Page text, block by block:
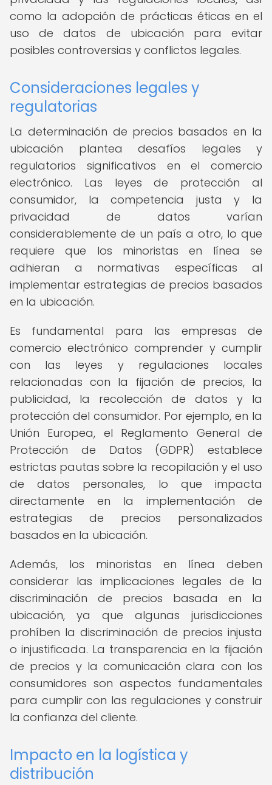
como la adopción de prácticas éticas en el
uso de datos de ubicación para evitar
posibles controversias y conflictos legales.
Consideraciones legales y
regulatorias
La determinación de precios basados en la
ubicación plantea desafíos legales y
regulatorios significativos en el comercio
electrónico. Las leyes de protección al
consumidor, la competencia justa y la
privacidad de datos varían
considerablemente de un país a otro, lo que
requiere que los minoristas en línea se
adhieran a normativas específicas al
implementar estrategias de precios basados
en la ubicación.
Es fundamental para las empresas de
comercio electrónico comprender y cumplir
con las leyes y regulaciones locales
relacionadas con la fijación de precios, la
publicidad, la recolección de datos y la
protección del consumidor. Por ejemplo, en la
Unión Europea, el Reglamento General de
Protección de Datos (GDPR) establece
estrictas pautas sobre la recopilación y el uso
de datos personales, lo que impacta
directamente en la implementación de
estrategias de precios personalizados
basados en la ubicación.
Además, los minoristas en línea deben
considerar las implicaciones legales de la
discriminación de precios basada en la
ubicación, ya que algunas jurisdicciones
prohíben la discriminación de precios injusta
o injustificada. La transparencia en la fijación
de precios y la comunicación clara con los
consumidores son aspectos fundamentales
para cumplir con las regulaciones y construir
la confianza del cliente.
Impacto en la logística y
distribución